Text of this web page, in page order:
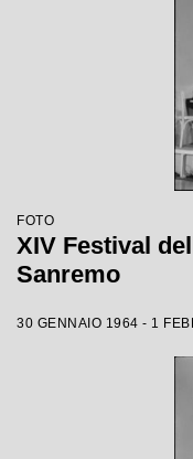
FOTO
XIV Festival
Sanremo
30 GENNAIO 1964 - 1